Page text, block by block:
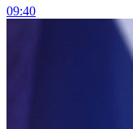
09:40